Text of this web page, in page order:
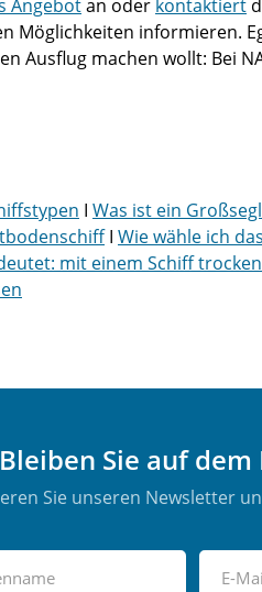
Angebotan oder kontaktiert
Möglichkeiten informieren.
Ausflug machen wollt: Bei
I Was ist ein
I Wie wähle ich
mit einem Schiff
Bleiben Sie auf
Sie unseren Newsletter